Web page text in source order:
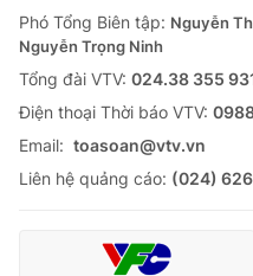
Phó Tổng Biên tập: Nguyễn
Nguyễn Trọng Ninh
Tổng đài VTV: 024.38 355
Ðiện thoại Thời báo VTV:
Email: toasoan@vtv.vn
Liên hệ quảng cáo: (024)